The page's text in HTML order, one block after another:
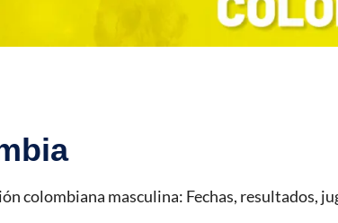
colombiana masculina: Fechas, resultados,